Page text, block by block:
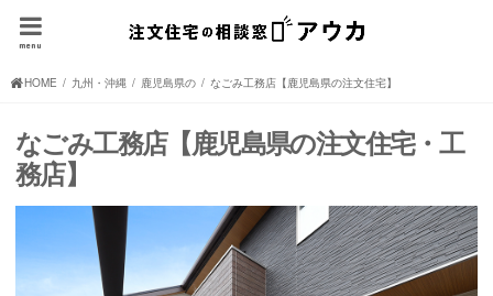
menu
HOME 九州・沖縄の注文住宅(住宅メーカー、ハウスメーカー)
鹿児島県の注文住宅(住宅メーカー、ハウスメーカー)
なごみ工務店【鹿児島県の注文住宅】
なごみ工務店【鹿児島県の注文住宅・工
務店】